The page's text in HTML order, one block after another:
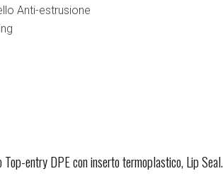
Anti-estrusione
Top-entry DPE con inserto termoplastico, Lip Seal.